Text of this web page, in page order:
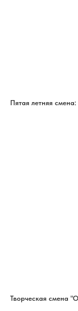
Пятая летняя
Творческая смена